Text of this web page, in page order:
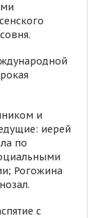
и
иерей
по
Рогожина
с